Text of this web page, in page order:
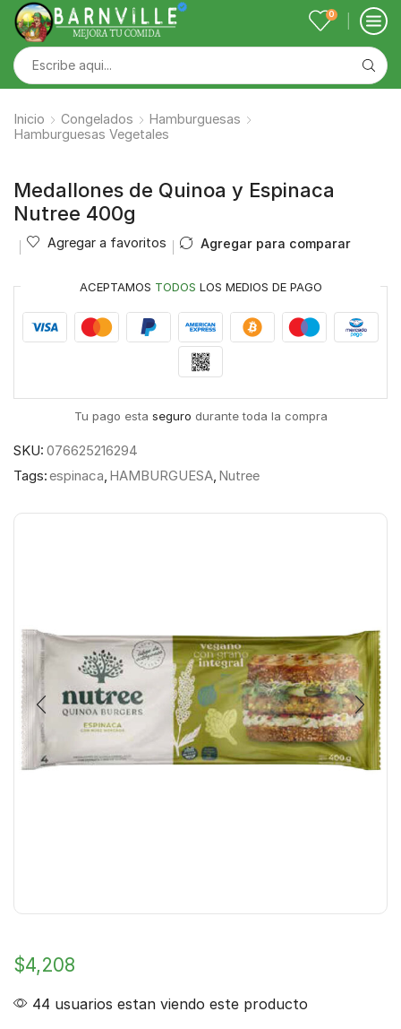
0
Inicio Congelados
Hamburguesas
Hamburguesas Vegetales
Medallones de Quinoa y Espinaca
Nutree 400g
Agregar a favoritos Agregar para comparar
ACEPTAMOS TODOS LOS MEDIOS DE PAGO
Tu pago esta seguro durante toda la compra
SKU: 076625216294
Tags:espinaca, HAMBURGUESA, Nutree
$4,208
44 usuarios estan viendo este producto